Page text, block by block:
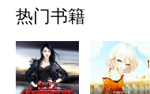
热门书籍